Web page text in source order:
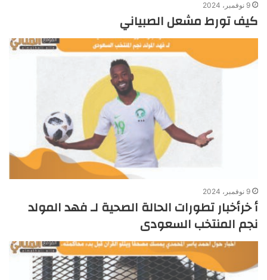
9 نوفمبر، 2024
كيف تورط مشعل الصبياني
9 نوفمبر، 2024
أ خرأخبار تطورات الحالة الصحية لـ فهد المولد
نجم المنتخب السعودى